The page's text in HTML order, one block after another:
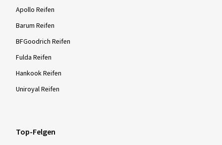
Apollo Reifen
Barum Reifen
BFGoodrich Reifen
Fulda Reifen
Hankook Reifen
Uniroyal Reifen
Top-Felgen